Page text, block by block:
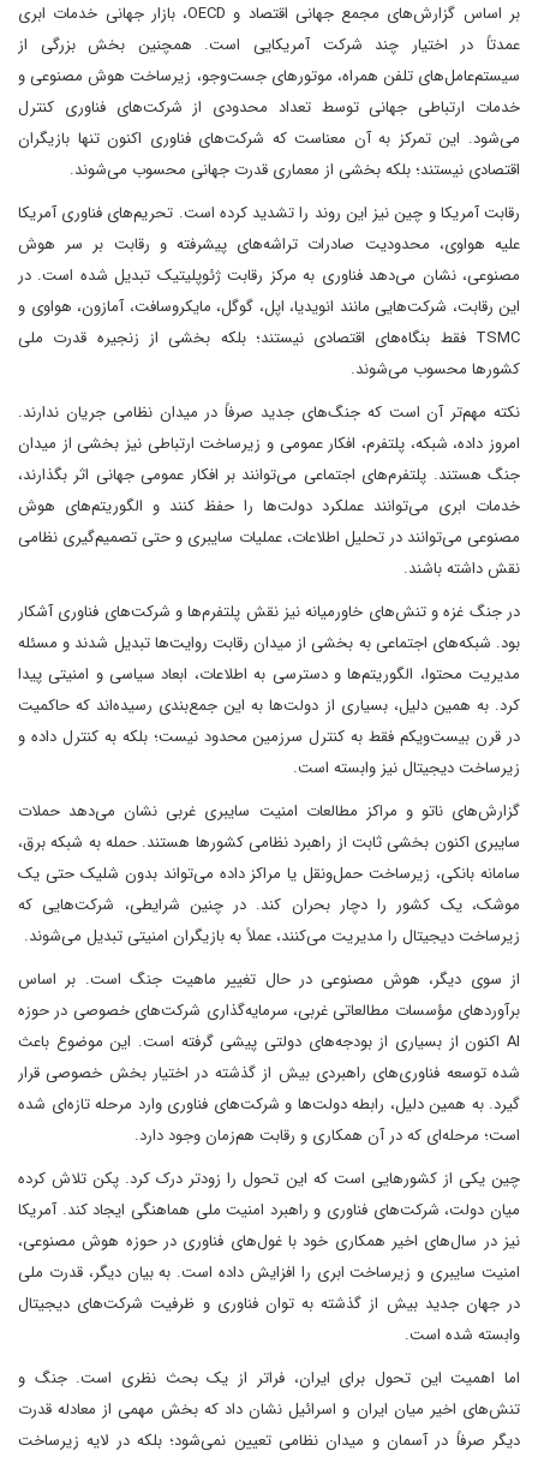
بر اساس گزارش‌های مجمع جهانی اقتصاد و OECD، بازار جهانی خدمات ابری
عمدتاً در اختیار چند شرکت آمریکایی است. همچنین بخش بزرگی از
سیستم‌عامل‌های تلفن همراه، موتورهای جست‌وجو، زیرساخت هوش مصنوعی و
خدمات ارتباطی جهانی توسط تعداد محدودی از شرکت‌های فناوری کنترل
می‌شود. این تمرکز به آن معناست که شرکت‌های فناوری اکنون تنها بازیگران
اقتصادی نیستند؛ بلکه بخشی از معماری قدرت جهانی محسوب می‌شوند.
رقابت آمریکا و چین نیز این روند را تشدید کرده است. تحریم‌های فناوری آمریکا
علیه هواوی، محدودیت صادرات تراشه‌های پیشرفته و رقابت بر سر هوش
مصنوعی، نشان می‌دهد فناوری به مرکز رقابت ژئوپلیتیک تبدیل شده است. در
این رقابت، شرکت‌هایی مانند انویدیا، اپل، گوگل، مایکروسافت، آمازون، هواوی و
TSMC فقط بنگاه‌های اقتصادی نیستند؛ بلکه بخشی از زنجیره قدرت ملی
کشورها محسوب می‌شوند.
نکته مهم‌تر آن است که جنگ‌های جدید صرفاً در میدان نظامی جریان ندارند.
امروز داده، شبکه، پلتفرم، افکار عمومی و زیرساخت ارتباطی نیز بخشی از میدان
جنگ هستند. پلتفرم‌های اجتماعی می‌توانند بر افکار عمومی جهانی اثر بگذارند،
خدمات ابری می‌توانند عملکرد دولت‌ها را حفظ کنند و الگوریتم‌های هوش
مصنوعی می‌توانند در تحلیل اطلاعات، عملیات سایبری و حتی تصمیم‌گیری نظامی
نقش داشته باشند.
در جنگ غزه و تنش‌های خاورمیانه نیز نقش پلتفرم‌ها و شرکت‌های فناوری آشکار
بود. شبکه‌های اجتماعی به بخشی از میدان رقابت روایت‌ها تبدیل شدند و مسئله
مدیریت محتوا، الگوریتم‌ها و دسترسی به اطلاعات، ابعاد سیاسی و امنیتی پیدا
کرد. به همین دلیل، بسیاری از دولت‌ها به این جمع‌بندی رسیده‌اند که حاکمیت
در قرن بیست‌ویکم فقط به کنترل سرزمین محدود نیست؛ بلکه به کنترل داده و
زیرساخت دیجیتال نیز وابسته است.
گزارش‌های ناتو و مراکز مطالعات امنیت سایبری غربی نشان می‌دهد حملات
سایبری اکنون بخشی ثابت از راهبرد نظامی کشورها هستند. حمله به شبکه برق،
سامانه بانکی، زیرساخت حمل‌ونقل یا مراکز داده می‌تواند بدون شلیک حتی یک
موشک، یک کشور را دچار بحران کند. در چنین شرایطی، شرکت‌هایی که
زیرساخت دیجیتال را مدیریت می‌کنند، عملاً به بازیگران امنیتی تبدیل می‌شوند.
از سوی دیگر، هوش مصنوعی در حال تغییر ماهیت جنگ است. بر اساس
برآوردهای مؤسسات مطالعاتی غربی، سرمایه‌گذاری شرکت‌های خصوصی در حوزه
AI اکنون از بسیاری از بودجه‌های دولتی پیشی گرفته است. این موضوع باعث
شده توسعه فناوری‌های راهبردی بیش از گذشته در اختیار بخش خصوصی قرار
گیرد. به همین دلیل، رابطه دولت‌ها و شرکت‌های فناوری وارد مرحله تازه‌ای شده
است؛ مرحله‌ای که در آن همکاری و رقابت هم‌زمان وجود دارد.
چین یکی از کشورهایی است که این تحول را زودتر درک کرد. پکن تلاش کرده
میان دولت، شرکت‌های فناوری و راهبرد امنیت ملی هماهنگی ایجاد کند. آمریکا
نیز در سال‌های اخیر همکاری خود با غول‌های فناوری در حوزه هوش مصنوعی،
امنیت سایبری و زیرساخت ابری را افزایش داده است. به بیان دیگر، قدرت ملی
در جهان جدید بیش از گذشته به توان فناوری و ظرفیت شرکت‌های دیجیتال
وابسته شده است.
اما اهمیت این تحول برای ایران، فراتر از یک بحث نظری است. جنگ و
تنش‌های اخیر میان ایران و اسرائیل نشان داد که بخش مهمی از معادله قدرت
دیگر صرفاً در آسمان و میدان نظامی تعیین نمی‌شود؛ بلکه در لایه زیرساخت